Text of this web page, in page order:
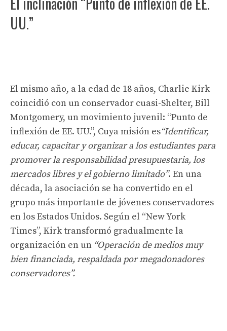
UU.”
El mismo año, a la edad de 18 años, Charlie Kirk
coincidió con un conservador cuasi-Shelter, Bill
Montgomery, un movimiento juvenil: “Punto de
inflexión de EE. UU.”, Cuya misión es“Identificar,
educar, capacitar y organizar a los estudiantes para
promover la responsabilidad presupuestaria, los
mercados libres y el gobierno limitado”. En una
década, la asociación se ha convertido en el
grupo más importante de jóvenes conservadores
en los Estados Unidos. Según el “New York
Times”, Kirk transformó gradualmente la
organización en un “Operación de medios muy
bien financiada, respaldada por megadonadores
conservadores”.